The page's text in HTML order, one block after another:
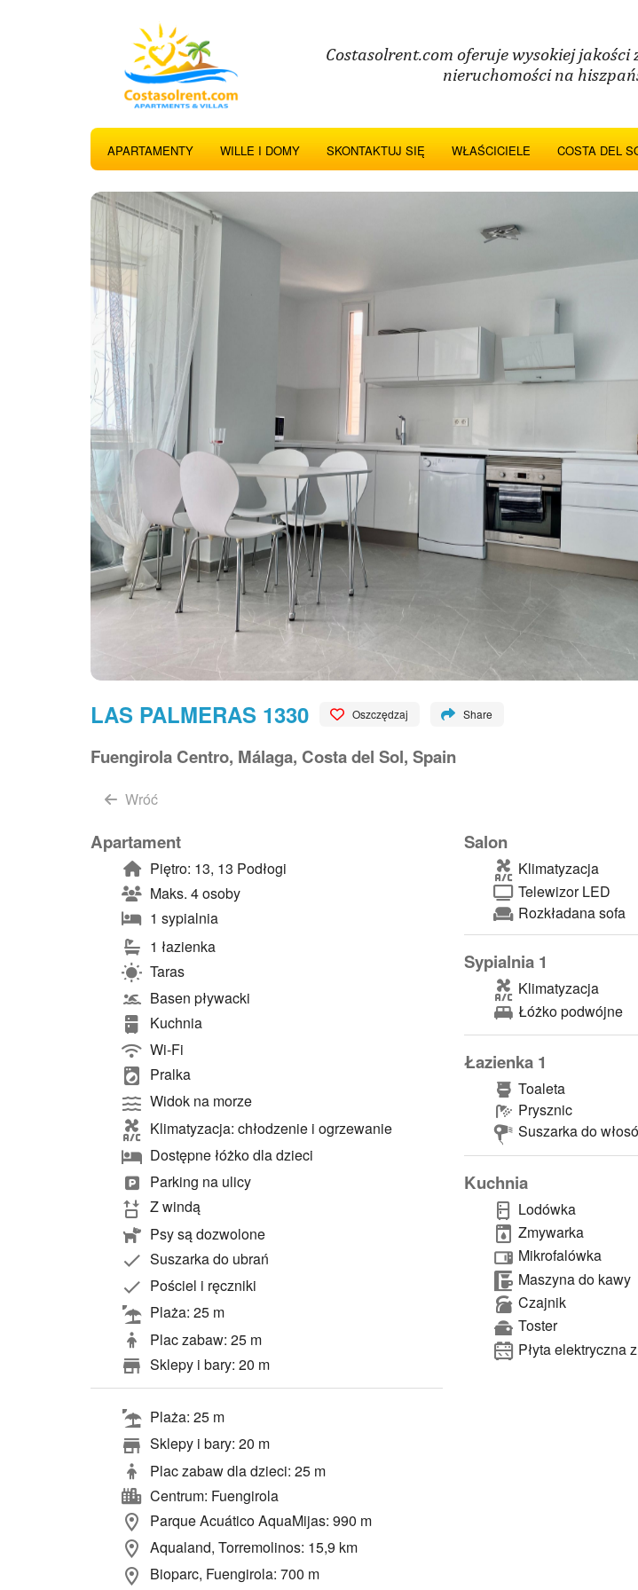
Costasolrent.com oferuje wysokiej
nieruchomości na
APARTAMENTY WILLE I DOMY SKONTAKTUJ SIĘ WŁAŚCICIELE COSTA DEL
LAS PALMERAS 1330 Oszczędzaj Share
Fuengirola Centro, Málaga, Costa del Sol, Spain
Wróć
Apartament
Piętro: 13, 13 Podłogi
Maks. 4 osoby
1 sypialnia
1 łazienka
Taras
Basen pływacki
Kuchnia
Wi-Fi
Pralka
Widok na morze
Klimatyzacja: chłodzenie i ogrzewanie
Dostępne łóżko dla dzieci
Parking na ulicy
Z windą
Psy są dozwolone
Suszarka do ubrań
Pościel i ręczniki
Plaża: 25 m
Plac zabaw: 25 m
Sklepy i bary: 20 m
Plaża: 25 m
Sklepy i bary: 20 m
Plac zabaw dla dzieci: 25 m
Centrum: Fuengirola
Parque Acuático AquaMijas: 990 m
Aqualand, Torremolinos: 15,9 km
Bioparc, Fuengirola: 700 m
Salon
Klimatyzacja
Telewizor LED
Rozkładana sofa
Sypialnia 1
Klimatyzacja
Łóżko podwójne
Łazienka 1
Toaleta
Prysznic
Suszarka do
Kuchnia
Lodówka
Zmywarka
Mikrofalówka
Maszyna do kawy
Czajnik
Toster
Płyta elektryczna